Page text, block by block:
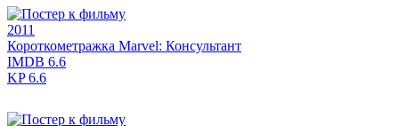
2011
Короткометражка Marvel: Консультант
IMDB 6.6
KP6.6